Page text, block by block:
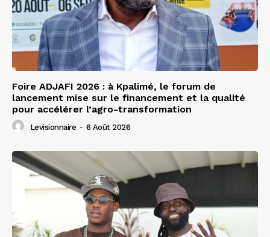
Foire ADJAFI 2026 : à Kpalimé, le forum de
lancement mise sur le financement et la qualité
pour accélérer l’agro-transformation
Levisionnaire - 6 Août 2026